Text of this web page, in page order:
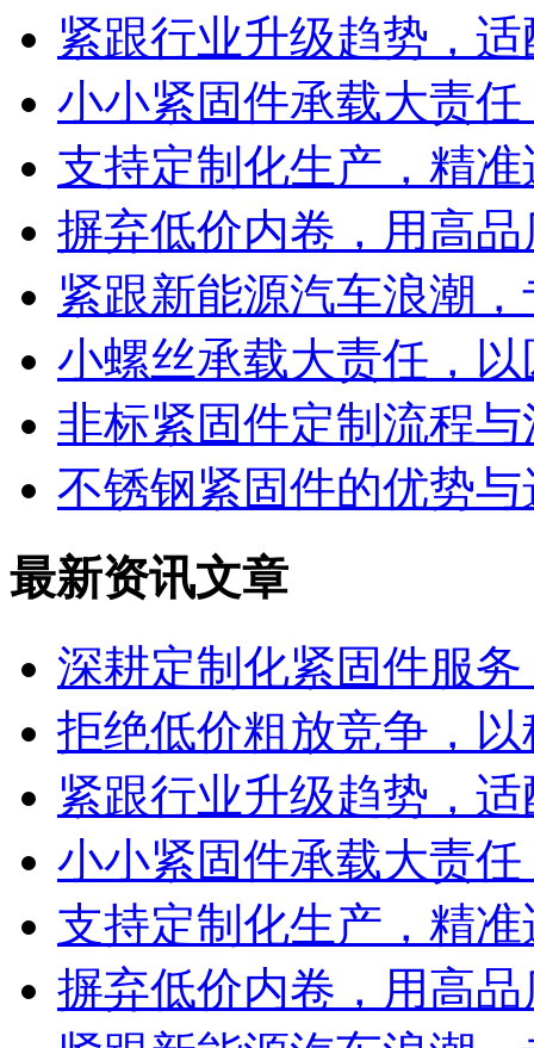
紧跟行业升级趋势，
小小紧固件承载大责
支持定制化生产，精
摒弃低价内卷，用高
紧跟新能源汽车浪潮
小螺丝承载大责任，
非标紧固件定制流程
不锈钢紧固件的优势
最新资讯文章
深耕定制化紧固件服
拒绝低价粗放竞争，
紧跟行业升级趋势，
小小紧固件承载大责
支持定制化生产，精
摒弃低价内卷，用高